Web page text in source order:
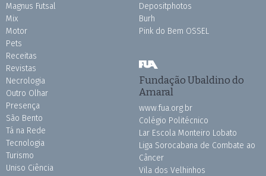
Magnus Futsal
Mix
Motor
Pets
Receitas
Revistas
Necrologia
Outro Olhar
Presença
São Bento
Tá na Rede
Tecnologia
Turismo
Uniso Ciência
Depositphotos
Burh
Pink do Bem OSSEL
Fundação Ubaldino do
Amaral
www.fua.org.br
Colégio Politécnico
Lar Escola Monteiro Lobato
Liga Sorocabana de Combate ao
Câncer
Vila dos Velhinhos